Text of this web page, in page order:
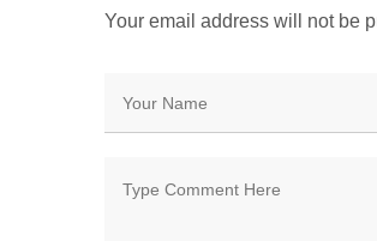
Your email address will not be